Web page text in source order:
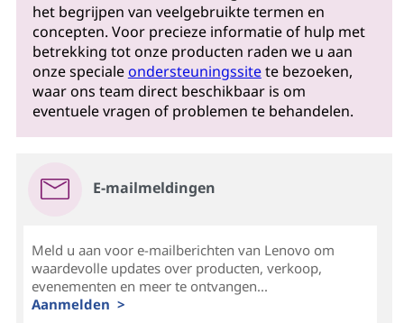
het begrijpen van veelgebruikte termen en
concepten. Voor precieze informatie of hulp met
betrekking tot onze producten raden we u aan
onze specialeondersteuningssitete bezoeken,
waar ons team direct beschikbaar is om
eventuele vragen of problemen te behandelen.
E-mailmeldingen
Meld u aan voor e-mailberichten van Lenovo om
waardevolle updates over producten, verkoop,
evenementen en meer te ontvangen...
Aanmelden >